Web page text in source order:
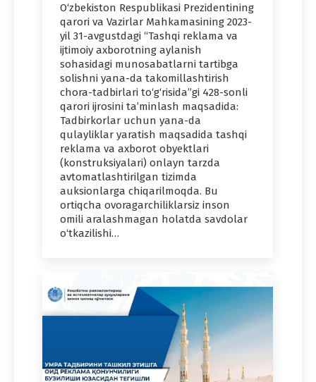
O‘zbekiston Respublikasi Prezidentining
qarori va Vazirlar Mahkamasining 2023-
yil 31-avgustdagi “Tashqi reklama va
ijtimoiy axborotning aylanish
sohasidagi munosabatlarni tartibga
solishni yana-da takomillashtirish
chora-tadbirlari to‘g‘risida”gi 428-sonli
qarori ijrosini ta’minlash maqsadida:
Tadbirkorlar uchun yana-da
qulayliklar yaratish maqsadida tashqi
reklama va axborot obyektlari
(konstruksiyalari) onlayn tarzda
avtomatlashtirilgan tizimda
auksionlarga chiqarilmoqda. Bu
ortiqcha ovoragarchiliklarsiz inson
omili aralashmagan holatda savdolar
o‘tkazilishi…